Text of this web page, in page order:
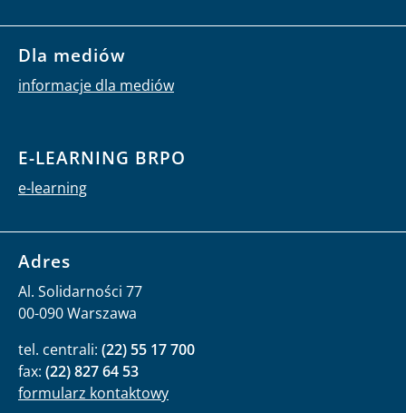
Dla mediów
informacje dla mediów
E-LEARNING BRPO
e-learning
Adres
Al. Solidarności 77
00-090 Warszawa
tel. centrali: (22) 55 17 700
fax: (22) 827 64 53
formularz kontaktowy